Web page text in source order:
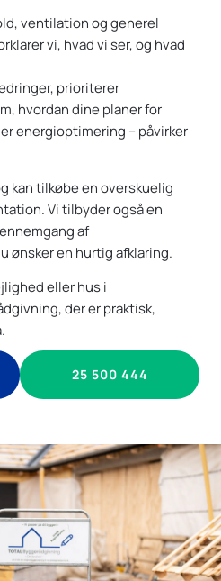
ventilation og generel
vi, hvad vi ser, og hvad
prioriterer
hvordan dine planer for
energioptimering – påvirker
kan tilkøbe en overskuelig
Vi tilbyder også en
af
ønsker en hurtig afklaring.
eller hus i
der er praktisk,
25 500 444